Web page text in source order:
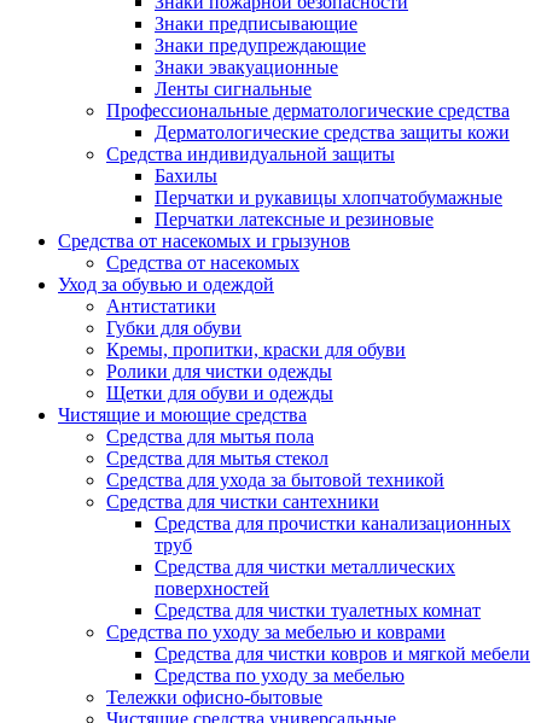
Знаки предписывающие
Знаки предупреждающие
Знаки эвакуационные
Ленты сигнальные
Профессиональные дерматологические средства
Дерматологические средства защиты кожи
Средства индивидуальной защиты
Бахилы
Перчатки и рукавицы хлопчатобумажные
Перчатки латексные и резиновые
Средства от насекомых и грызунов
Средства от насекомых
Уход за обувью и одеждой
Антистатики
Губки для обуви
Кремы, пропитки, краски для обуви
Ролики для чистки одежды
Щетки для обуви и одежды
Чистящие и моющие средства
Средства для мытья пола
Средства для мытья стекол
Средства для ухода за бытовой техникой
Средства для чистки сантехники
Средства для прочистки канализационных
труб
Средства для чистки металлических
поверхностей
Средства для чистки туалетных комнат
Средства по уходу за мебелью и коврами
Средства для чистки ковров и мягкой мебели
Средства по уходу за мебелью
Тележки офисно-бытовые